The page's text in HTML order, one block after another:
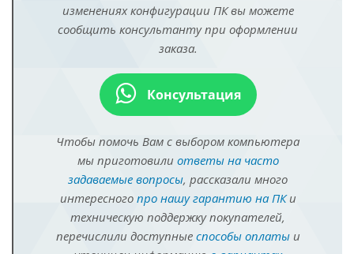
изменениях конфигурации ПК вы можете
сообщить консультанту при оформлении
заказа.
Консультация
Чтобы помочь Вам с выбором компьютера
мы приготовили ответы на часто
задаваемые вопросы, рассказали много
интересного про нашу гарантию на ПКи
техническую поддержку покупателей,
перечислили доступные способы оплатыи